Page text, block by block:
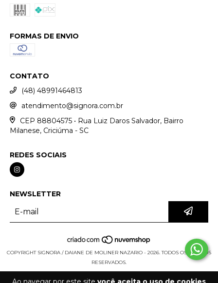
FORMAS DE ENVIO
CONTATO
(48) 48991464813
atendimento@signora.com.br
CEP 88804575 • Rua Luiz Daros Salvador, Bairro
Milanese, Criciúma - SC
REDES SOCIAIS
NEWSLETTER
COPYRIGHT SIGNORA / DAIANE DE MOLINER NAZARIO - 2026. TODOS OS DIREITOS
RESERVADOS.